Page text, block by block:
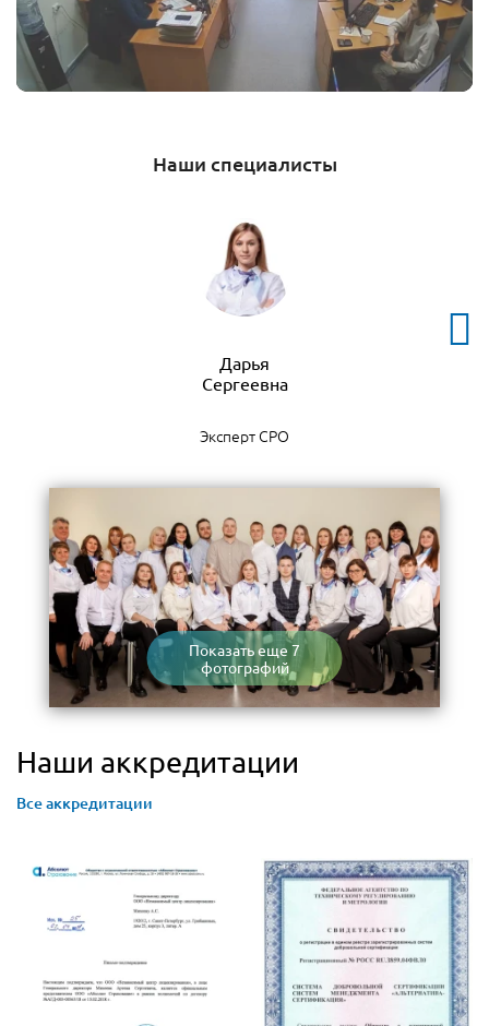
Наши специалисты
Дарья
Сергеевна
Эксперт СРО
Показать еще 7
фотографий
Наши аккредитации
Все аккредитации